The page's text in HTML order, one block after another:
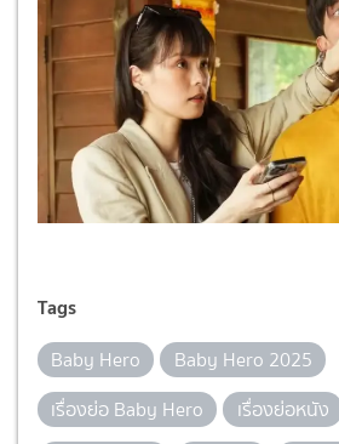
Tags
Baby Hero
Baby Hero 2025
เรื่องย่อ Baby Hero
เรื่องย่อหนัง